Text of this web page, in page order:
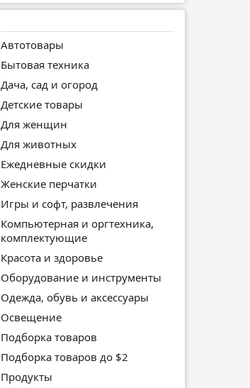
Автотовары
Бытовая техника
Дача, сад и огород
Детские товары
Для женщин
Для животных
Ежедневные скидки
Женские перчатки
Игры и софт, развлечения
Компьютерная и оргтехника,
комплектующие
Красота и здоровье
Оборудование и инструменты
Одежда, обувь и аксессуары
Освещение
Подборка товаров
Подборка товаров до $2
Продукты